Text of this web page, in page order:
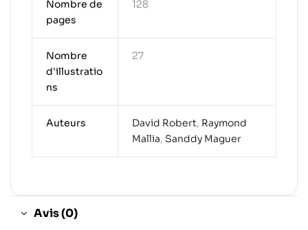
Nombre de
pages
128
Nombre
d'illustratio
ns
27
Auteurs David Robert, Raymond
Mallia, Sanddy Maguer
Avis (0)